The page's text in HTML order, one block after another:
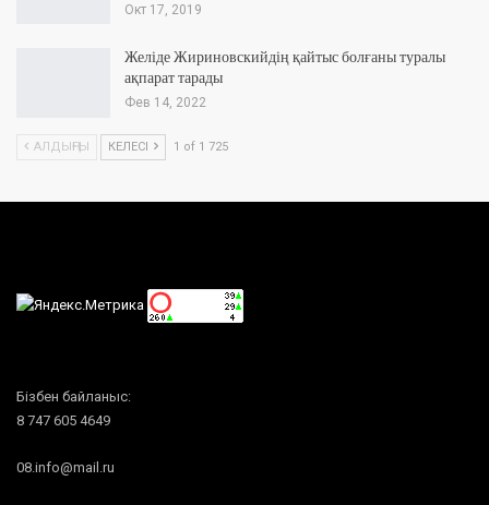
Окт 17, 2019
Желіде Жириновскийдің қайтыс болғаны туралы
ақпарат тарады
Фев 14, 2022
АЛДЫҢҒЫ КЕЛЕСІ 1 of 1 725
Бізбен байланыс:
8 747 605 4649
08.info@mail.ru